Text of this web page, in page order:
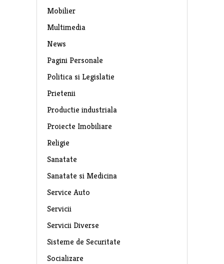
Mobilier
Multimedia
News
Pagini Personale
Politica si Legislatie
Prietenii
Productie industriala
Proiecte Imobiliare
Religie
Sanatate
Sanatate si Medicina
Service Auto
Servicii
Servicii Diverse
Sisteme de Securitate
Socializare